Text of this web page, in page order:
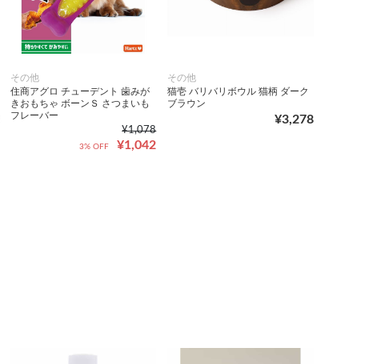
その他
住商アグロ チューデント 歯みが
きおもちゃ ボーンＳ さつまいも
フレーバー
¥1,078
¥1,042
3% OFF
その他
猫壱 バリバリボウル 猫柄 ダーク
ブラウン
¥3,278